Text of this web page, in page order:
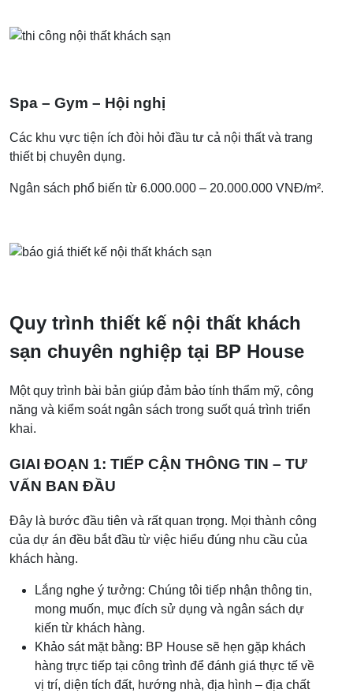
Spa – Gym – Hội nghị
Các khu vực tiện ích đòi hỏi đầu tư cả nội thất và trang
thiết bị chuyên dụng.
Ngân sách phổ biến từ 6.000.000 – 20.000.000 VNĐ/m².
Quy trình thiết kế nội thất khách
sạn chuyên nghiệp tại BP House
Một quy trình bài bản giúp đảm bảo tính thẩm mỹ, công
năng và kiểm soát ngân sách trong suốt quá trình triển
khai.
GIAI ĐOẠN 1: TIẾP CẬN THÔNG TIN – TƯ
VẤN BAN ĐẦU
Đây là bước đầu tiên và rất quan trọng. Mọi thành công
của dự án đều bắt đầu từ việc hiểu đúng nhu cầu của
khách hàng.
Lắng nghe ý tưởng: Chúng tôi tiếp nhận thông tin,
mong muốn, mục đích sử dụng và ngân sách dự
kiến từ khách hàng.
Khảo sát mặt bằng: BP House sẽ hẹn gặp khách
hàng trực tiếp tại công trình để đánh giá thực tế về
vị trí, diện tích đất, hướng nhà, địa hình – địa chất